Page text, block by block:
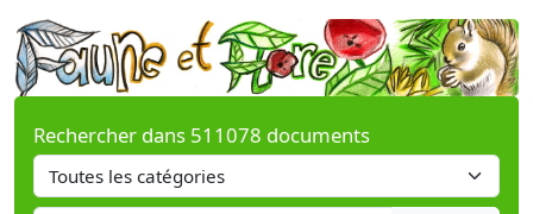
Rechercher dans 511078 documents